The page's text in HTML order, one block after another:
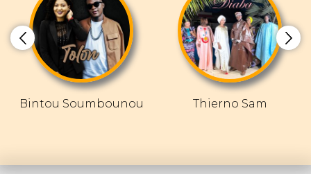
Bintou Soumbounou Thierno Sam